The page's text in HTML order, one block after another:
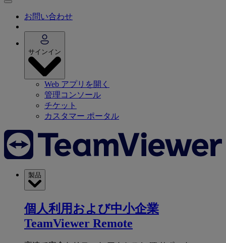
お問い合わせ
サインイン
Web アプリを開く
管理コンソール
チケット
カスタマー ポータル
製品
個人利用および中小企業
TeamViewer Remote